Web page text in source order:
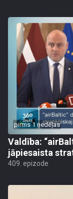
pirms 1 nedēļas
Valdība:
jāpiesaista
409. epizode